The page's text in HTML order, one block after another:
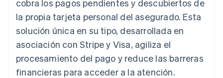
Sesiones de Stripe 2026
Descubre cómo Stripe construye la infraestructura
Mirar ahora
Minorista
Ecosistema
Socios
Stripe App Marketplace
cobra los pagos pendientes y descubiertos de
la propia tarjeta personal del asegurado. Esta
solución única en su tipo, desarrollada en
asociación con Stripe y Visa, agiliza el
procesamiento del pago y reduce las barreras
financieras para acceder a la atención.